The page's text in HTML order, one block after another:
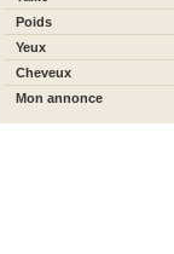
Poids
Yeux
Cheveux
Mon annonce